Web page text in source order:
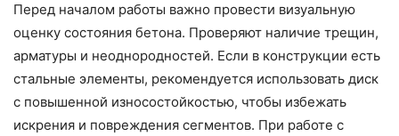
Перед началом работы важно провести визуальную
оценку состояния бетона. Проверяют наличие трещин,
арматуры и неоднородностей. Если в конструкции есть
стальные элементы, рекомендуется использовать диск
с повышенной износостойкостью, чтобы избежать
искрения и повреждения сегментов. При работе с